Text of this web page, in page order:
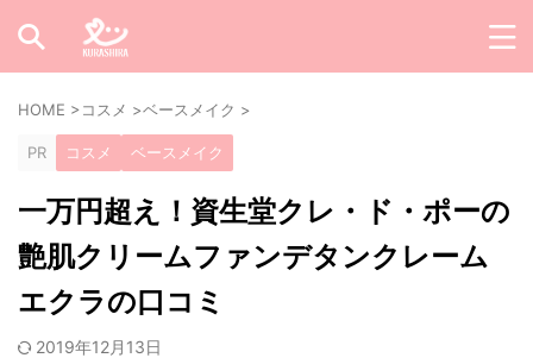
HOME >コスメ >ベースメイク >
PR コスメ ベースメイク
一万円超え！資生堂クレ・ド・ポーの
艶肌クリームファンデタンクレーム
エクラの口コミ
2019年12月13日